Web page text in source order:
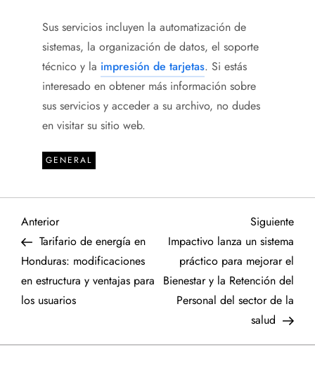
Sus servicios incluyen la automatización de
sistemas, la organización de datos, el soporte
técnico y la impresión de tarjetas. Si estás
interesado en obtener más información sobre
sus servicios y acceder a su archivo, no dudes
en visitar su sitio web.
GENERAL
N
a
v
Entrada
anterior
Anterior
Tarifario de energía en
Honduras: modificaciones
en estructura y ventajas para
los usuarios
Siguiente
Impactivo lanza un sistema
práctico para mejorar el
Bienestar y la Retención del
Personal del sector de la
salud